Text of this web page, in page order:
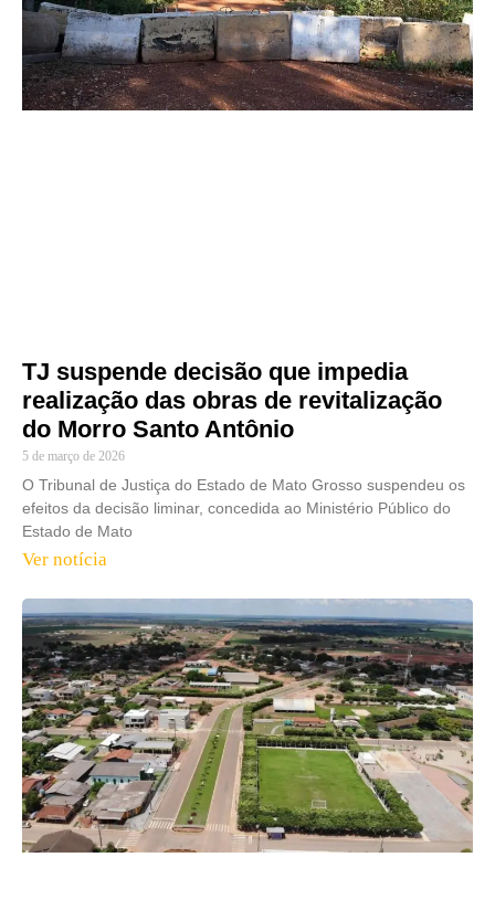
TJ suspende decisão que impedia
realização das obras de revitalização
do Morro Santo Antônio
5 de março de 2026
O Tribunal de Justiça do Estado de Mato Grosso suspendeu os
efeitos da decisão liminar, concedida ao Ministério Público do
Estado de Mato
Ver notícia